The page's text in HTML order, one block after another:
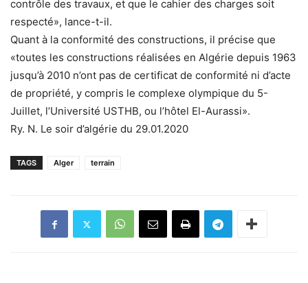
contrôle des travaux, et que le cahier des charges soit
respecté», lance-t-il.
Quant à la conformité des constructions, il précise que
«toutes les constructions réalisées en Algérie depuis 1963
jusqu’à 2010 n’ont pas de certificat de conformité ni d’acte
de propriété, y compris le complexe olympique du 5-
Juillet, l’Université USTHB, ou l’hôtel El-Aurassi».
Ry. N. Le soir d’algérie du 29.01.2020
TAGS Alger terrain